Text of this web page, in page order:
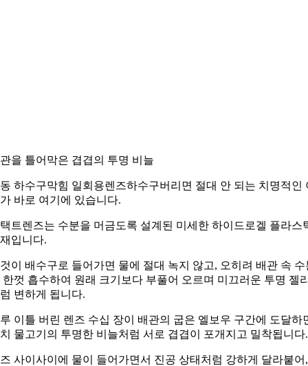
을 틀어막은 겹겹의 투명 비늘
하수구막힘 일회용렌즈하수구버리면 절대 안 되는 치명적인
바로 여기에 있습니다.
트렌즈는 수분을 머금도록 설계된 미세한 하이드로겔 플라스
입니다.
이 배수구로 들어가면 물에 절대 녹지 않고, 오히려 배관 속 수
한껏 흡수하여 원래 크기보다 부풀어 오르며 미끄러운 투명 젤
변하게 됩니다.
이틀 버린 렌즈 수십 장이 배관의 굽은 엘보우 구간에 도달하
물고기의 투명한 비늘처럼 서로 겹겹이 포개지고 밀착됩니다.
사이사이에 물이 들어가면서 진공 상태처럼 강하게 달라붙어,